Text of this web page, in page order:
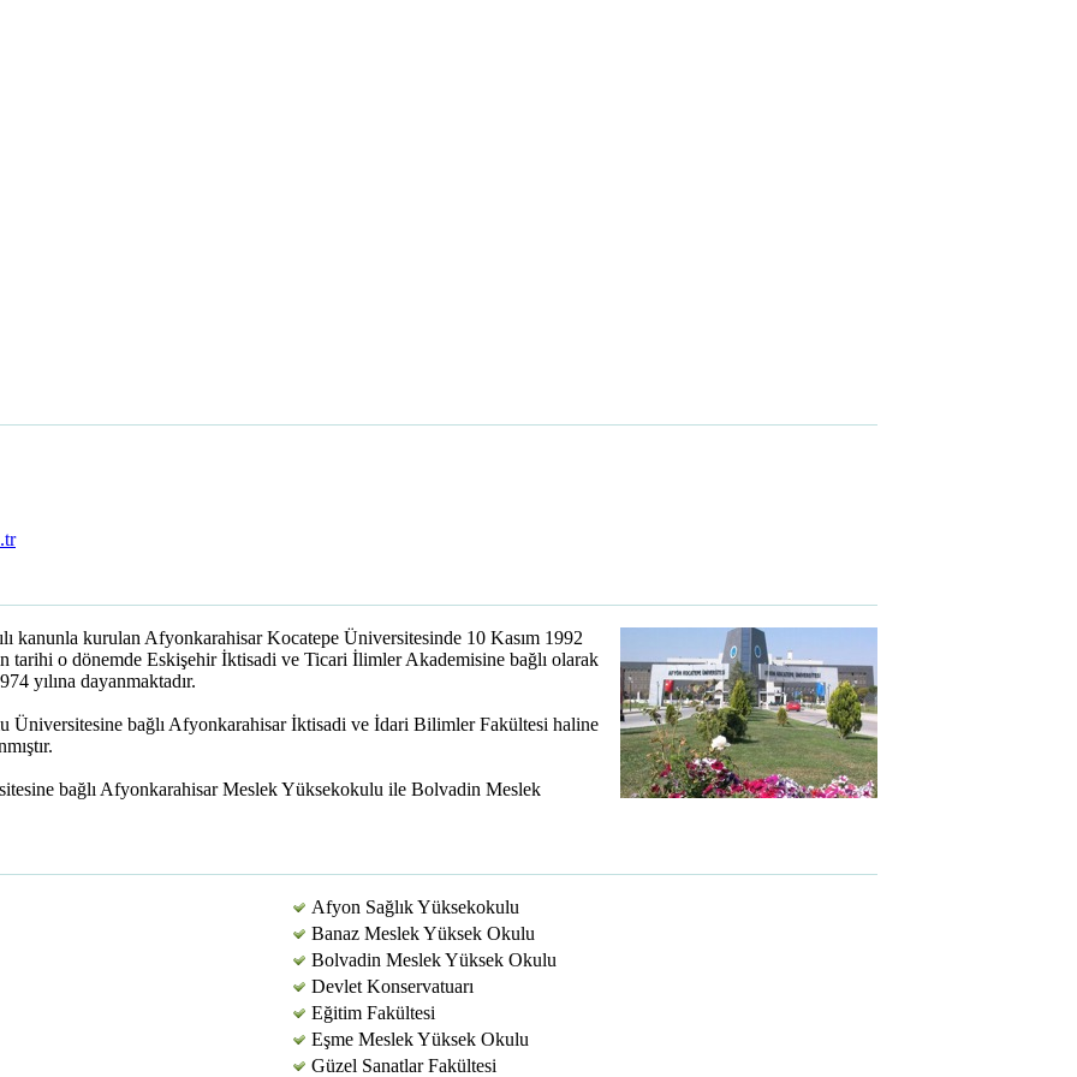
kanunla kurulan Afyonkarahisar Kocatepe Üniversitesinde 10 Kasım 1992
tarihi o dönemde Eskişehir İktisadi ve Ticari İlimler Akademisine bağlı olarak
yılına dayanmaktadır.
Üniversitesine bağlı Afyonkarahisar İktisadi ve İdari Bilimler Fakültesi haline
bağlı Afyonkarahisar Meslek Yüksekokulu ile Bolvadin Meslek
Afyon Sağlık Yüksekokulu
Banaz Meslek Yüksek Okulu
Bolvadin Meslek Yüksek Okulu
Devlet Konservatuarı
Eğitim Fakültesi
Eşme Meslek Yüksek Okulu
Güzel Sanatlar Fakültesi